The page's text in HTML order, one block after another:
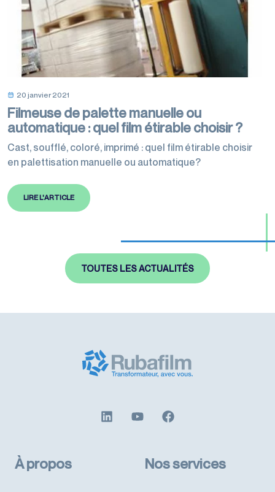
20 janvier 2021
Filmeuse de palette manuelle ou
automatique : quel film étirable choisir ?
Cast, soufflé, coloré, imprimé : quel film étirable choisir
en palettisation manuelle ou automatique?
LIRE L'ARTICLE
TOUTES LES ACTUALITÉS
À propos Nos services